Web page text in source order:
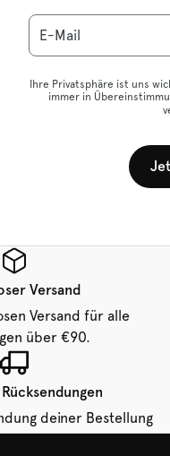
E-Mail
Ihre Privatsphäre ist uns
immer in
Versand
Versand für alle
über €90.
deiner Bestellung
14 Tagen.